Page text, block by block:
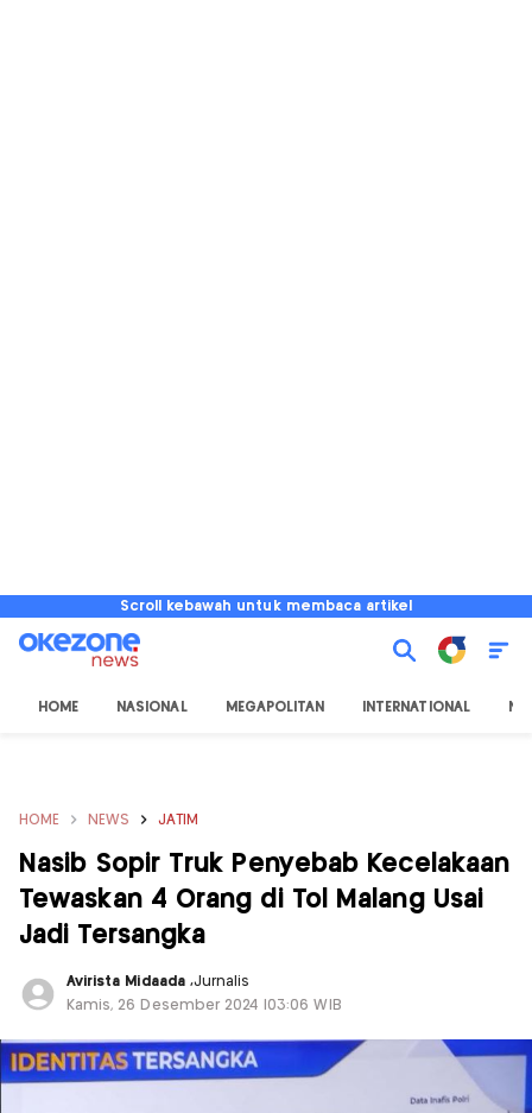
Scroll kebawah untuk membaca artikel
HOME NASIONAL MEGAPOLITAN INTERNATIONAL
HOME NEWS JATIM
Nasib Sopir Truk Penyebab Kecelakaan
Tewaskan 4 Orang di Tol Malang Usai
Jadi Tersangka
Avirista Midaada ,Jurnalis
Kamis, 26 Desember 2024 |03:06 WIB